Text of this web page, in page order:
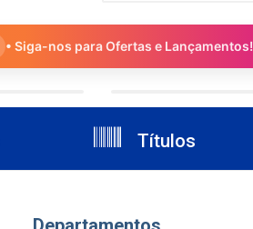
• Siga-nos para Ofertas e Lançamentos!
Títulos